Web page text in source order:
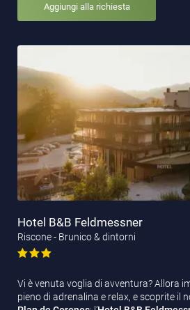
Aggiungi alla richiesta
Hotel B&B Feldmessner
Riscone - Brunico & dintorni
Vi è venuta voglia di avventura? Allora
pieno di adrenalina e relax, e scoprite il